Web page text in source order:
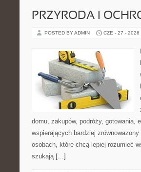
PRZYRODA I
POSTED BY ADMIN CZE - 27 - 2026
domu, zakupów, podróży, gotowania,
wspierających bardziej
osobach, które chcą lepiej rozumieć
szukają […]